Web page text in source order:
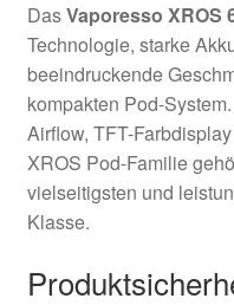
DasVaporesso XROS
Technologie, starke
beeindruckende
kompakten Pod-
Airflow, TFT-
XROS Pod-Familie
vielseitigsten und
Klasse.